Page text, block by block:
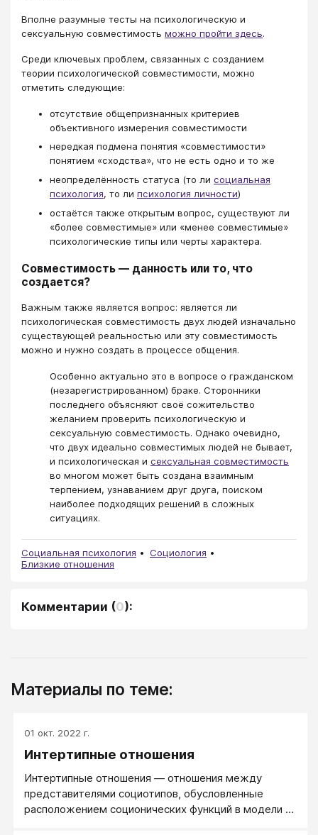
Вполне разумные тесты на психологическую и
сексуальную совместимость можно пройти здесь.
Среди ключевых проблем, связанных с созданием
теории психологической совместимости, можно
отметить следующие:
отсутствие общепризнанных критериев
объективного измерения совместимости
нередкая подмена понятия «совместимости»
понятием «сходства», что не есть одно и то же
неопределённость статуса (то ли социальная
психология, то ли психология личности)
остаётся также открытым вопрос, существуют ли
«более совместимые» или «менее совместимые»
психологические типы или черты характера.
Совместимость ― данность или то, что
создается?
Важным также является вопрос: является ли
психологическая совместимость двух людей изначально
существующей реальностью или эту совместимость
можно и нужно создать в процессе общения.
Особенно актуально это в вопросе о гражданском
(незарегистрированном) браке. Сторонники
последнего объясняют своё сожительство
желанием проверить психологическую и
сексуальную совместимость. Однако очевидно,
что двух идеально совместимых людей не бывает,
и психологическая и сексуальная совместимость
во многом может быть создана взаимным
терпением, узнаванием друг друга, поиском
наиболее подходящих решений в сложных
ситуациях.
Социальная психология
Социология
Близкие отношения
Комментарии (0):
Материалы по теме:
01 окт. 2022 г.
Интертипные отношения
Интертипные отношения — отношения между
представителями социотипов, обусловленные
расположением соционических функций в модели А.